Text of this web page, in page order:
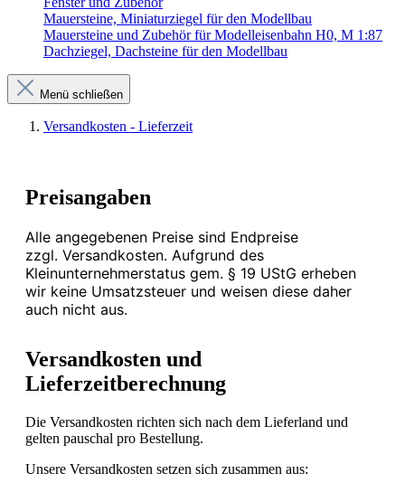
Mauersteine, Miniaturziegel für den Modellbau
Mauersteine und Zubehör für Modelleisenbahn H0, M 1:87
Dachziegel, Dachsteine für den Modellbau
Menü schließen
Versandkosten - Lieferzeit
Preisangaben
Alle angegebenen Preise sind Endpreise
zzgl. Versandkosten. Aufgrund des
Kleinunternehmerstatus gem. § 19 UStG erheben
wir keine Umsatzsteuer und weisen diese daher
auch nicht aus.
Versandkosten und
Lieferzeitberechnung
Die Versandkosten richten sich nach dem Lieferland und
gelten pauschal pro Bestellung.
Unsere Versandkosten setzen sich zusammen aus: